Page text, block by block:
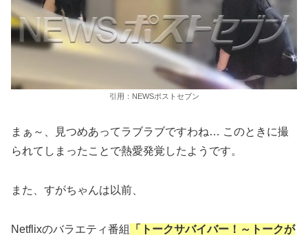
引用：NEWSポストセブン
まぁ～、見つめあってラブラブですわね… このときに撮
られてしまったことで熱愛発覚したようです。
また、すがちゃんは以前、
Netflixのバラエティ番組
「トークサバイバー！～トークが